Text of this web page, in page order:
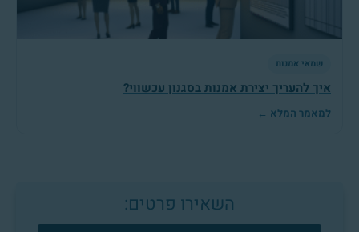
שמאי אמנות
איך להעריך יצירת אמנות בסגנון עכשווי?
למאמר המלא ←
השאירו פרטים: